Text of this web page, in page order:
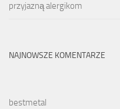
przyjazną alergikom
NAJNOWSZE KOMENTARZE
bestmetal